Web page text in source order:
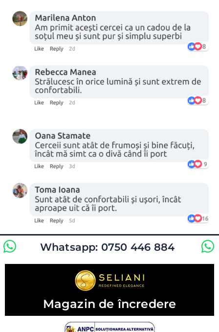
Whatsapp: 0750 446 884
Magazin de încredere